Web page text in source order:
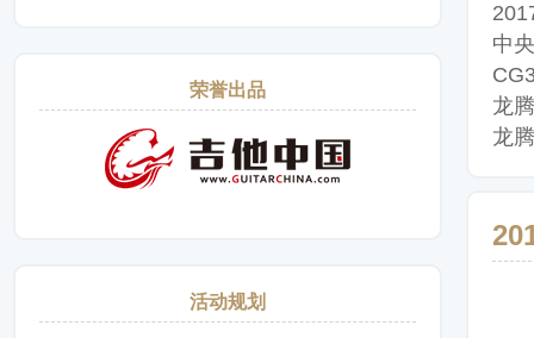
荣誉出品
活动规划
中
龙
龙